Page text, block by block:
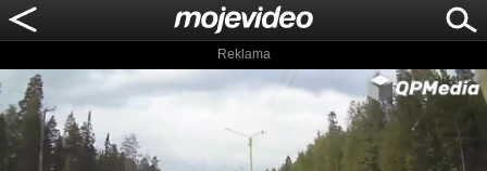
Reklama